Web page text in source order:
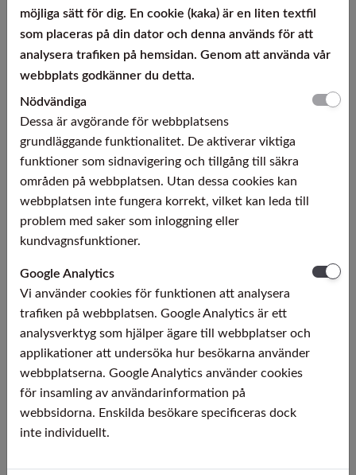
Band och plåt
EN-AW 1XXX-serie
EN-AW 2XXX-serie
EN-AW 5XXX-serie
EN-AW 6XXX-serie
Leveransform:
Band och plåt
Ringar
Plåt i standardformat
Skuret efter kundspecifikation.
Dimensioner:
Band och plåt
Lagerstandard
Då vi samarbetar med ett flertal leverantörer av
platta aluminiumprodukter offereras materialen mot
förfrågan. Vid seriemässiga behov har vi även
möjlighet att erbjuda lagerhållning i Halmstad mot
avropskontrakt.
möjliga sätt för dig. En cookie (kaka) är en liten textfil
som placeras på din dator och denna används för att
analysera trafiken på hemsidan. Genom att använda vår
webbplats godkänner du detta.
Nödvändiga
Dessa är avgörande för webbplatsens
grundläggande funktionalitet. De aktiverar viktiga
funktioner som sidnavigering och tillgång till säkra
områden på webbplatsen. Utan dessa cookies kan
webbplatsen inte fungera korrekt, vilket kan leda till
problem med saker som inloggning eller
kundvagnsfunktioner.
Google Analytics
Vi använder cookies för funktionen att analysera
trafiken på webbplatsen. Google Analytics är ett
analysverktyg som hjälper ägare till webbplatser och
applikationer att undersöka hur besökarna använder
webbplatserna. Google Analytics använder cookies
för insamling av användarinformation på
webbsidorna. Enskilda besökare specificeras dock
inte individuellt.